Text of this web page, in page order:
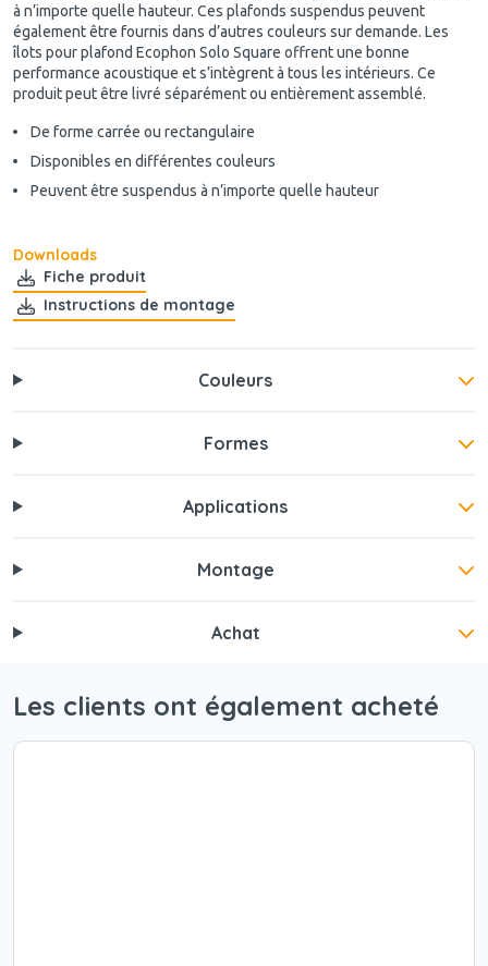
à n’importe quelle hauteur. Ces plafonds suspendus peuvent
également être fournis dans d’autres couleurs sur demande. Les
îlots pour plafond Ecophon Solo Square offrent une bonne
performance acoustique et s’intègrent à tous les intérieurs. Ce
produit peut être livré séparément ou entièrement assemblé.
De forme carrée ou rectangulaire
Disponibles en différentes couleurs
Peuvent être suspendus à n’importe quelle hauteur
Downloads
Fiche produit
Instructions de montage
Couleurs
Formes
Applications
Montage
Achat
Les clients ont également acheté